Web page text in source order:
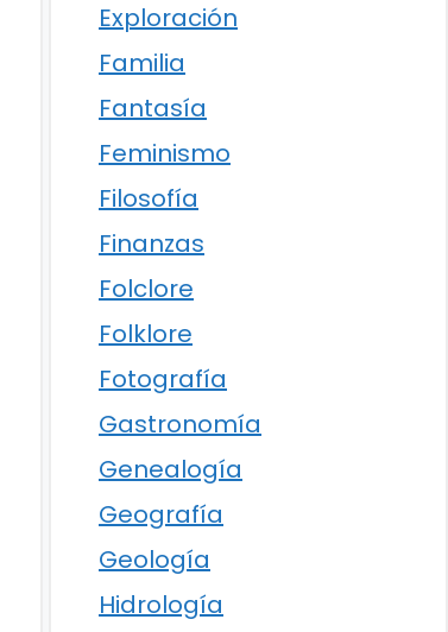
Exploración
Familia
Fantasía
Feminismo
Filosofía
Finanzas
Folclore
Folklore
Fotografía
Gastronomía
Genealogía
Geografía
Geología
Hidrología